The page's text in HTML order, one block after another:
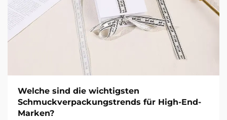
Welche sind die wichtigsten
Schmuckverpackungstrends für High-End-
Marken?